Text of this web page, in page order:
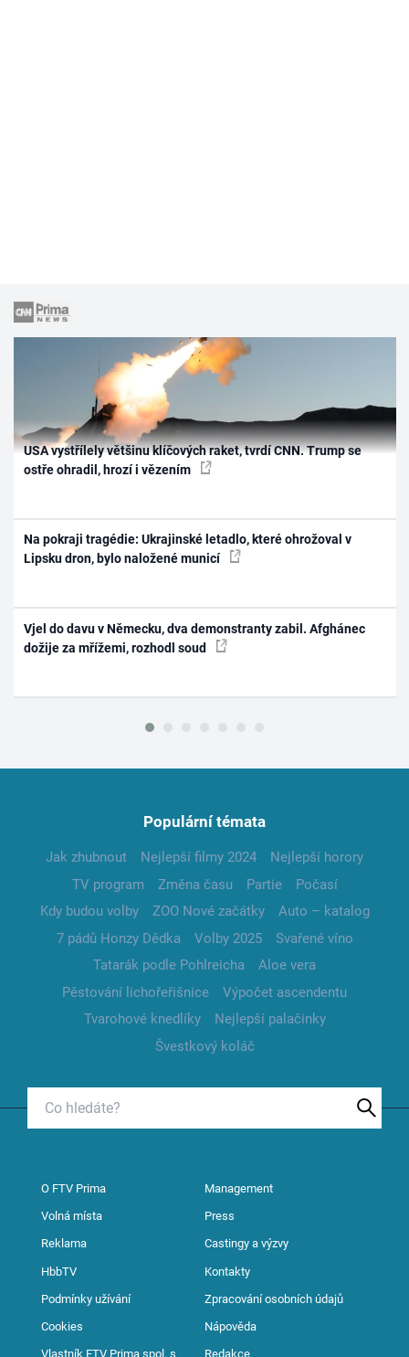
USA vystřílely většinu klíčových raket, tvrdí CNN. Trump se
ostře ohradil, hrozí i vězením
Na pokraji tragédie: Ukrajinské letadlo, které ohrožoval v
Lipsku dron, bylo naložené municí
Vjel do davu v Německu, dva demonstranty zabil. Afghánec
dožije za mřížemi, rozhodl soud
Populární témata
Jak zhubnout Nejlepší filmy 2024
Nejlepší horory
TV program
Změna času Partie
Počasí
Kdy budou volby
ZOO Nové začátky
Auto – katalog
7 pádů Honzy Dědka
Volby 2025
Svařené víno
Tatarák podle Pohlreicha
Aloe vera
Pěstování lichořeřišnice
Výpočet ascendentu
Tvarohové knedlíky
Nejlepší palačinky
Švestkový koláč
O FTV Prima Management
Volná místa Press
Reklama Castingy a výzvy
HbbTV Kontakty
Podmínky užívání Zpracování osobních údajů
Cookies Nápověda
Vlastník FTV Prima spol. s Redakce